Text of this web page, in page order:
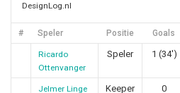
DesignLog.nl
# Speler Positie Goals
Ricardo
Ottenvanger
Speler 1 (34')
Jelmer Linge Keeper 0